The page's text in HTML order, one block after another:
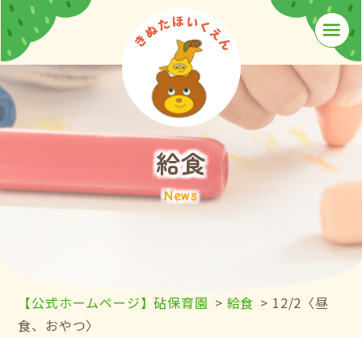
≡
給食
News
【公式ホームページ】砧保育園 > 給食 > 12/2〈昼
食、おやつ〉